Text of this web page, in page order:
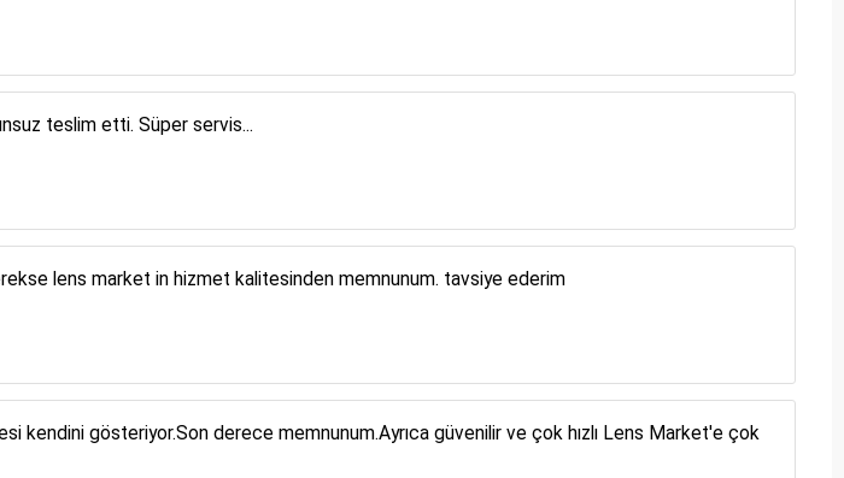
teslim etti. Süper servis...
lens market in hizmet kalitesinden memnunum. tavsiye ederim
kendini gösteriyor.Son derece memnunum.Ayrıca güvenilir ve çok hızlı Lens Market'e çok